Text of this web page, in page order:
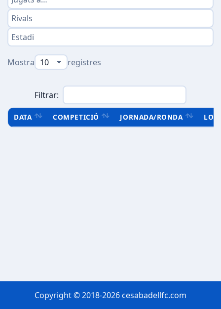
Mostra registres
Filtrar:
DATA COMPETICIÓ JORNADA/RONDA
Copyright © 2018-2026 cesabadellfc.com